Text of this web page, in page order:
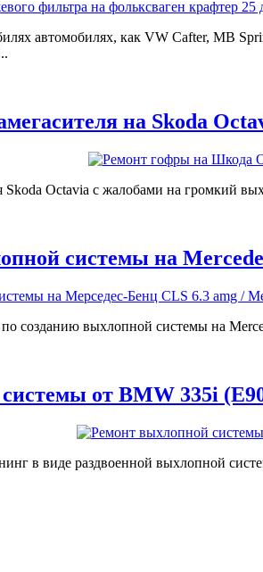
автомобилях, как VW Cafter, MB
на Skoda
Skoda Octavia с жалобами на громкий
системы на
созданию выхлопной системы на
от BMW 335i
в виде раздвоенной выхлопной